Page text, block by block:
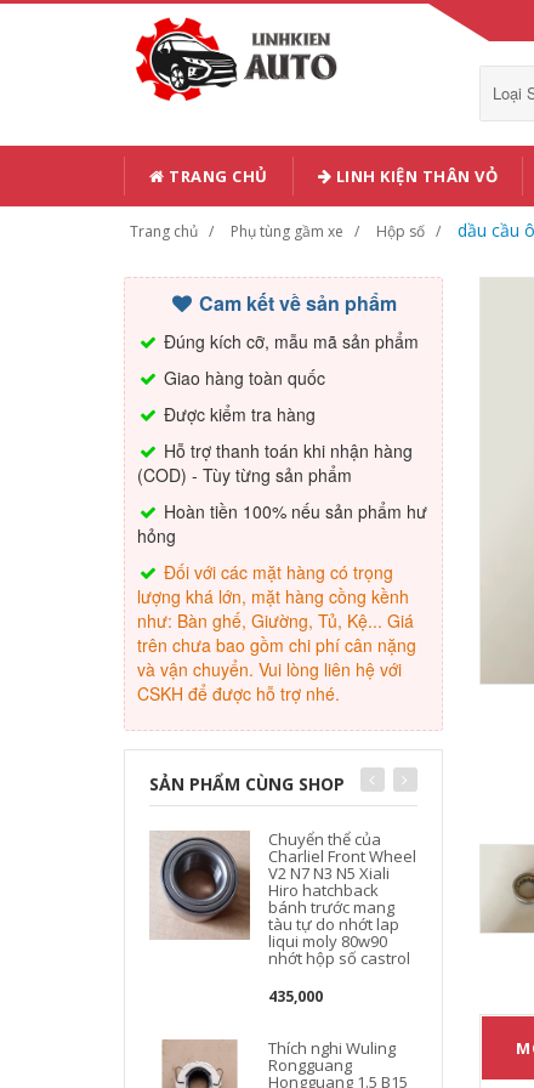
Loại
TRANG CHỦ LINH KIỆN THÂN VỎ
Trang chủ Phụ tùng gầm xe Hộp số dầu cầu
Cam kết về sản phẩm
Đúng kích cỡ, mẫu mã sản phẩm
Giao hàng toàn quốc
Được kiểm tra hàng
Hỗ trợ thanh toán khi nhận hàng
(COD) - Tùy từng sản phẩm
Hoàn tiền 100% nếu sản phẩm hư
hỏng
Đối với các mặt hàng có trọng
lượng khá lớn, mặt hàng cồng kềnh
như: Bàn ghế, Giường, Tủ, Kệ... Giá
trên chưa bao gồm chi phí cân nặng
và vận chuyển. Vui lòng liên hệ với
CSKH để được hỗ trợ nhé.
SẢN PHẨM CÙNG SHOP
Chuyển thể của
Charliel Front Wheel
V2 N7 N3 N5 Xiali
Hiro hatchback
bánh trước mang
tàu tự do nhớt lap
liqui moly 80w90
nhớt hộp số castrol
435,000
Thích nghi Wuling
Rongguang
Hongguang 1.5 B15